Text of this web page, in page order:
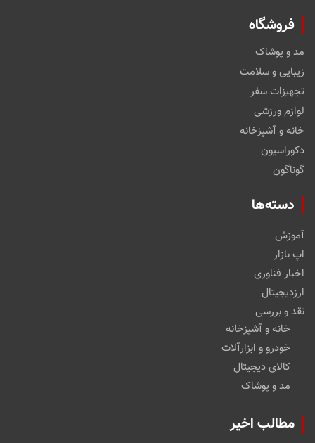
فروشگاه
مد و پوشاک
زیبایی و سلامت
تجهیزات سفر
لوازم ورزشی
خانه و آشپزخانه
دکوراسیون
گوناگون
دسته‌ها
آموزش
اپ بازار
اخبار فناوری
ارزدیجیتال
نقد و بررسی
خانه و آشپزخانه
خودرو و ابزارآلات
کالای دیجیتال
مد و پوشاک
مطالب اخیر